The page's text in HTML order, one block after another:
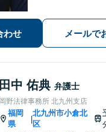
力と交渉力を強みに
わせ メールで
田中 佑典 弁護士
岡野法律事務所 北九州支店
福岡
県
|
北九州市小倉北
区